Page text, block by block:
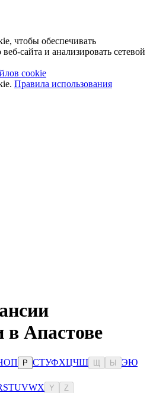
чтобы обеспечивать
сайта и анализировать сетевой
cookie
Правила использования
в Апастове
ОП Р СТУФХЦЧШ Ы ЭЮ
STUVWX Y Z